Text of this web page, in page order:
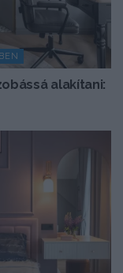
alakítani: